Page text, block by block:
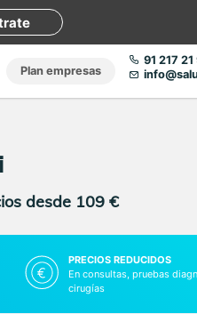
Plan empresas
91 217 21
desde 109 €
PRECIOS REDUCIDOS
En consultas, pruebas
cirugías